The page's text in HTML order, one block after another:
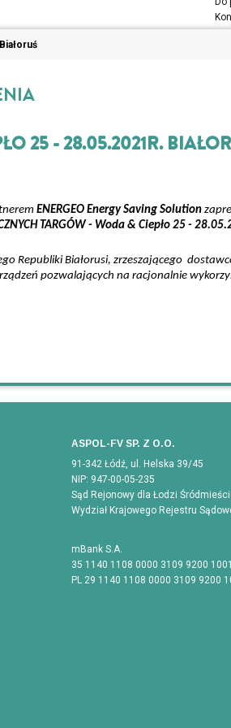
25 - 28.05.2021R.
ENERGEO Energy Saving Solution
TARGÓW - Woda & Ciepło25 -
Republiki Białorusi, zrzeszającego
pozwalających na racjonalnie
ASPOL-FV SP. Z O.O.
91-342 Łódź, ul. Helska 39/45
NIP: 947-00-05-235
Sąd Rejonowy dla Łodzi
Wydział Krajowego Rejestru
mBank S.A.
35 1140 1108 0000 3109 9200
PL 29 1140 1108 0000 3109 9200